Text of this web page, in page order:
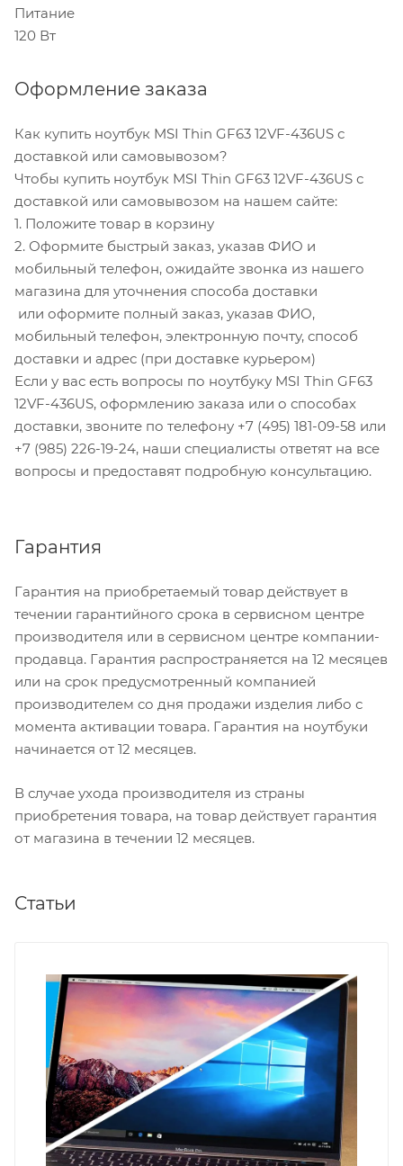
Питание
120 Вт
Оформление заказа
Как купить ноутбук MSI Thin GF63 12VF-436US с
доставкой или самовывозом?
Чтобы купить ноутбук MSI Thin GF63 12VF-436US с
доставкой или самовывозом на нашем сайте:
1. Положите товар в корзину
2. Оформите быстрый заказ, указав ФИО и
мобильный телефон, ожидайте звонка из нашего
магазина для уточнения способа доставки
или оформите полный заказ, указав ФИО,
мобильный телефон, электронную почту, способ
доставки и адрес (при доставке курьером)
Если у вас есть вопросы по ноутбуку MSI Thin GF63
12VF-436US, оформлению заказа или о способах
доставки, звоните по телефону +7 (495) 181-09-58 или
+7 (985) 226-19-24, наши специалисты ответят на все
вопросы и предоставят подробную консультацию.
Гарантия
Гарантия на приобретаемый товар действует в
течении гарантийного срока в сервисном центре
производителя или в сервисном центре компании-
продавца. Гарантия распространяется на 12 месяцев
или на срок предусмотренный компанией
производителем со дня продажи изделия либо с
момента активации товара. Гарантия на ноутбуки
начинается от 12 месяцев.
В случае ухода производителя из страны
приобретения товара, на товар действует гарантия
от магазина в течении 12 месяцев.
Статьи